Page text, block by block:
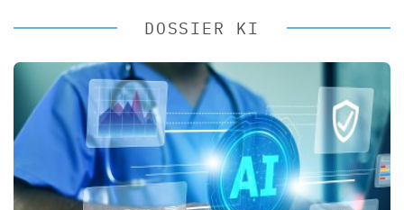
DOSSIER KI